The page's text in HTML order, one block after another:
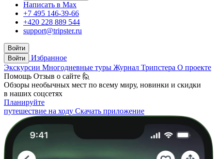
Написать в Max
+7 495 146-39-66
+420 228 889 544
support@tripster.ru
Войти
Войти
Избранное
Экскурсии Многодневные туры Журнал Трипстера О проекте
Помощь Отзыв о сайте 🙋
Обзоры необычных мест по всему миру, новинки и скидки
в наших соцсетях
Планируйте
путешествие на ходу Скачать приложение